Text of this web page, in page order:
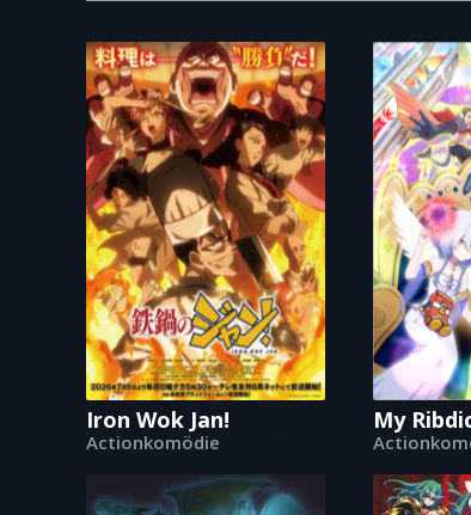
Iron Wok Jan!
Actionkomödie
My